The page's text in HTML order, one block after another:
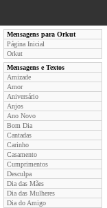
Mensagens para Orkut
Página Inicial
Orkut
Mensagens e Textos
Amizade
Amor
Aniversário
Anjos
Ano Novo
Bom Dia
Cantadas
Carinho
Casamento
Cumprimentos
Desculpa
Dia das Mães
Dia das Mulheres
Dia do Amigo